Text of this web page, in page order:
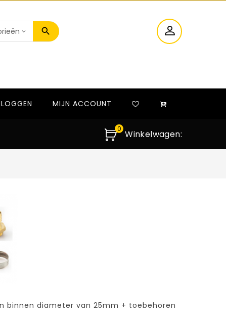
MIJN ACCOUNT
Winkelwagen:
0
binnen diameter van 25mm + toebehoren